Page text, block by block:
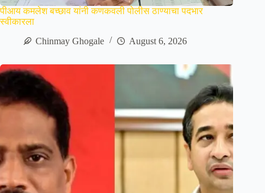
पीआय कमलेश बच्छाव यांनी कणकवली पोलीस ठाण्याचा पदभार
स्वीकारला
Chinmay Ghogale
August 6, 2026